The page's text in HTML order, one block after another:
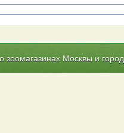
Москвы и